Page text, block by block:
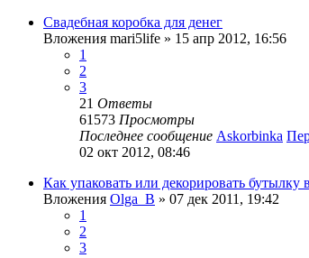
Свадебная коробка для денег
Вложения mari5life » 15 апр 2012, 16:56
1
2
3
21 Ответы
61573 Просмотры
Последнее сообщение Askorbinka
02 окт 2012, 08:46
Как упаковать или декорировать бутылку
Вложения Olga_B » 07 дек 2011, 19:42
1
2
3